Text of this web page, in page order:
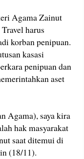
Agama Zainut
harus
korban penipuan.
kasasi
penipuan dan
aset
Agama), saya kira
hak masyarakat
saat ditemui di
(18/11).